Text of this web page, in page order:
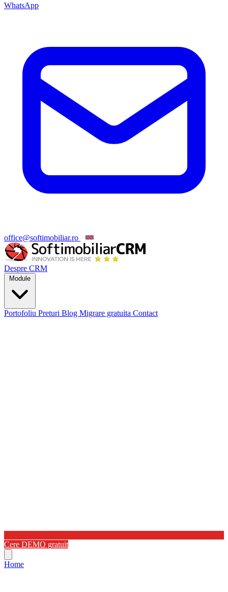
WhatsApp
office@softimobiliar.ro
Despre CRM
Module
Portofoliu Preturi Blog Migrare gratuita Contact
Cere DEMO gratuit
Home